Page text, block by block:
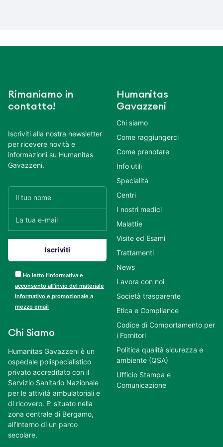
Rimaniamo in
contatto!
Iscriviti alla nostra newsletter
per ricevere novità e
informazioni su Humanitas
Gavazzeni.
Ho letto l’informativa e
acconsento all’invio del materiale
informativo e promozionale a
mezzo email
Chi Siamo
Humanitas Gavazzeni è un
ospedale polispecialistico
privato accreditato con il
Servizio Sanitario Nazionale
per le attività ambulatoriali e
di ricovero. E’ situato nella
zona centrale di Bergamo,
all’interno di un parco
secolare.
Humanitas
Gavazzeni
Chi siamo
Come raggiungerci
Come prenotare
Info utili
Specialità
Centri
I nostri medici
Malattie
Visite ed Esami
Trattamenti
News
Lavora con noi
Società trasparente
Etica e Compliance
Codice di Comportamento per
i Fornitori
Politica qualità sicurezza e
ambiente (QSA)
Ufficio Stampa e
Comunicazione